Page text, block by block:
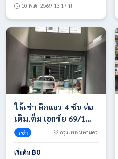
10 พ.ค. 2569 13:17 น.
ให้เช่า ตึกแถว 4 ชั้น ต่อ
เติมเต็ม เอกชัย 69/1
ราคา 1หมื่นบาท/ด.
บาท T. 086-4540423
เช่า กรุงเทพมหานคร
เริ่มต้น ฿0